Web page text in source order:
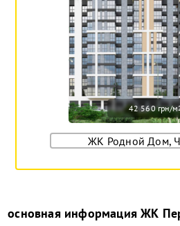
42 560 грн/м
ЖК Родной Дом,
основная информация ЖК